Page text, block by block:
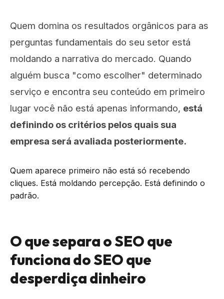
Quem domina os resultados orgânicos para as
perguntas fundamentais do seu setor está
moldando a narrativa do mercado. Quando
alguém busca "como escolher" determinado
serviço e encontra seu conteúdo em primeiro
lugar você não está apenas informando, está
definindo os critérios pelos quais sua
empresa será avaliada posteriormente.
Quem aparece primeiro não está só recebendo
cliques. Está moldando percepção. Está definindo o
padrão.
O que separa o SEO que
funciona do SEO que
desperdiça dinheiro